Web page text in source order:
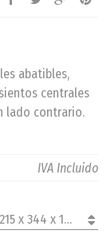
abatibles,
centrales
lado contrario.
IVA Incluido
Sofá rinconera 3'5 plazas 2 relax de 68 cm. 215 x 344 x 182 cm. derecha